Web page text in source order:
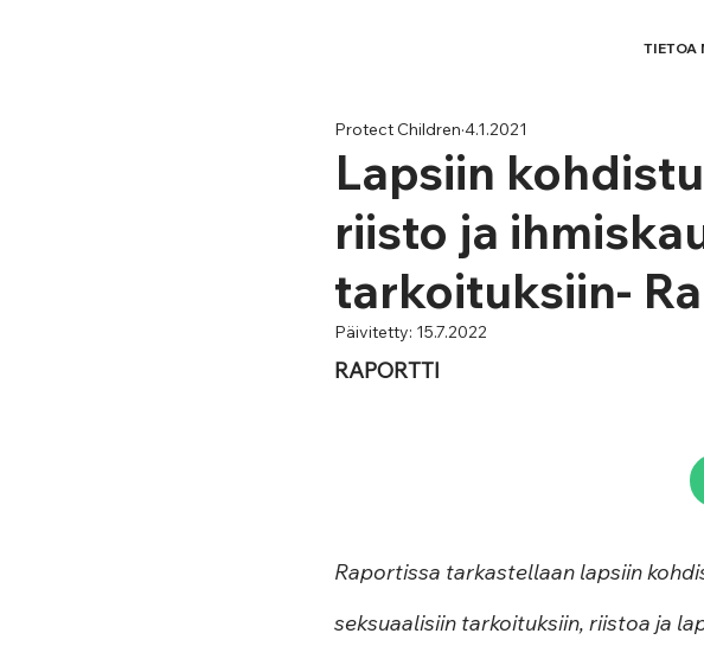
TIETOA
Lapsiin
riisto ja
tarkoituksiin-
Protect Children 4.1.2021
Päivitetty: 15.7.2022
RAPORTTI
Raportissa tarkastellaan lapsiin
seksuaalisiin tarkoituksiin, riistoa ja